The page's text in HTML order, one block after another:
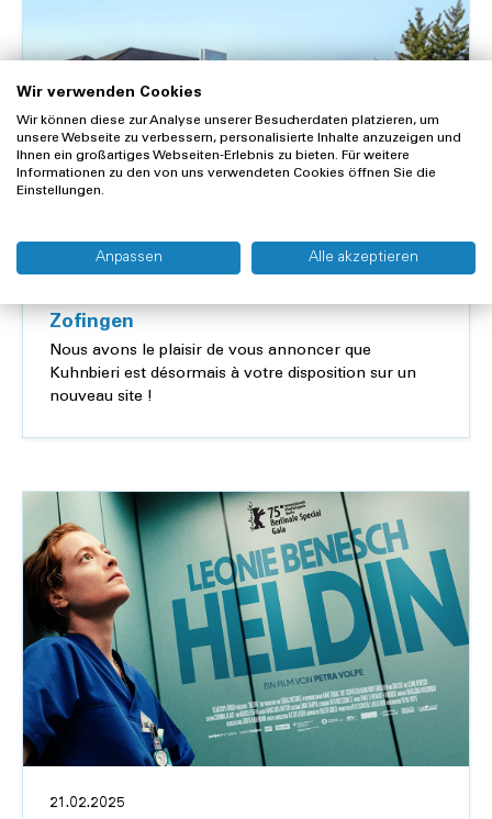
19.02.2025
Zofingen
Nous avons le plaisir de vous annoncer que
Kuhnbieri est désormais à votre disposition sur un
nouveau site !
21.02.2025
Wir verwenden Cookies
Wir können diese zur Analyse unserer Besucherdaten platzieren, um
unsere Webseite zu verbessern, personalisierte Inhalte anzuzeigen und
Ihnen ein großartiges Webseiten-Erlebnis zu bieten. Für weitere
Informationen zu den von uns verwendeten Cookies öffnen Sie die
Einstellungen.
Anpassen Alle akzeptieren